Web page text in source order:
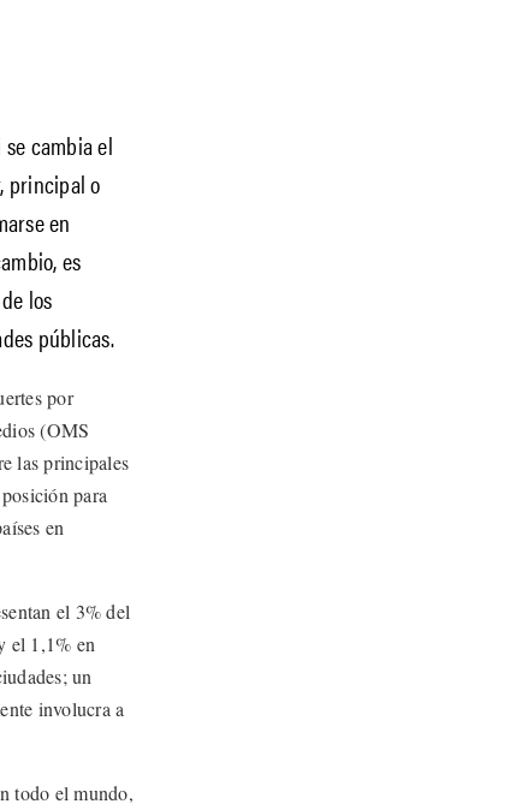
cambia el
principal o
en
es
los
públicas.
por
(OMS
las principales
para
en
el 3% del
el 1,1% en
un
involucra a
todo el mundo,